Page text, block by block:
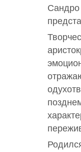
Сандро